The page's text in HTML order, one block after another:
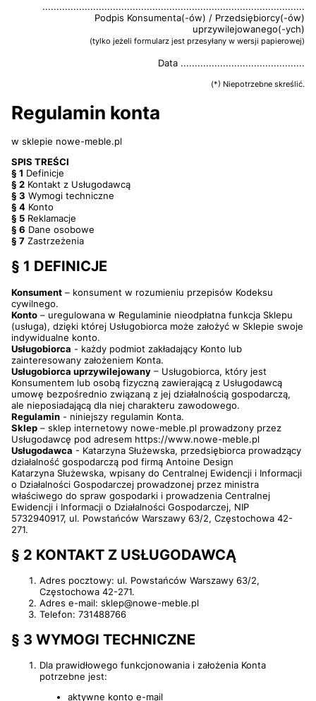
.............................................................................................
Podpis Konsumenta(-ów) / Przedsiębiorcy(-ów)
uprzywilejowanego(-ych)
(tylko jeżeli formularz jest przesyłany w wersji papierowej)
Data ............................................
(*) Niepotrzebne skreślić.
Regulamin konta
w sklepie nowe-meble.pl
SPIS TREŚCI
§ 1 Definicje
§ 2 Kontakt z Usługodawcą
§ 3 Wymogi techniczne
§ 4 Konto
§ 5 Reklamacje
§ 6 Dane osobowe
§ 7 Zastrzeżenia
§ 1 DEFINICJE
Konsument – konsument w rozumieniu przepisów Kodeksu
cywilnego.
Konto – uregulowana w Regulaminie nieodpłatna funkcja Sklepu
(usługa), dzięki której Usługobiorca może założyć w Sklepie swoje
indywidualne konto.
Usługobiorca - każdy podmiot zakładający Konto lub
zainteresowany założeniem Konta.
Usługobiorca uprzywilejowany – Usługobiorca, który jest
Konsumentem lub osobą fizyczną zawierającą z Usługodawcą
umowę bezpośrednio związaną z jej działalnością gospodarczą,
ale nieposiadającą dla niej charakteru zawodowego.
Regulamin - niniejszy regulamin Konta.
Sklep – sklep internetowy nowe-meble.pl prowadzony przez
Usługodawcę pod adresem https://www.nowe-meble.pl
Usługodawca - Katarzyna Służewska, przedsiębiorca prowadzący
działalność gospodarczą pod firmą Antoine Design
Katarzyna Służewska, wpisany do Centralnej Ewidencji i Informacji
o Działalności Gospodarczej prowadzonej przez ministra
właściwego do spraw gospodarki i prowadzenia Centralnej
Ewidencji i Informacji o Działalności Gospodarczej, NIP
5732940917, ul. Powstańców Warszawy 63/2, Częstochowa 42-
271.
§ 2 KONTAKT Z USŁUGODAWCĄ
Adres pocztowy: ul. Powstańców Warszawy 63/2,
Częstochowa 42-271.
Adres e-mail: sklep@nowe-meble.pl
Telefon: 731488766
§ 3 WYMOGI TECHNICZNE
Dla prawidłowego funkcjonowania i założenia Konta
potrzebne jest:
aktywne konto e-mail